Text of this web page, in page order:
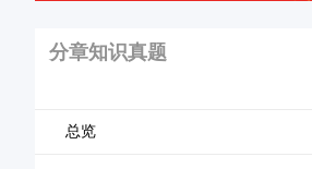
分章知识真题
总览